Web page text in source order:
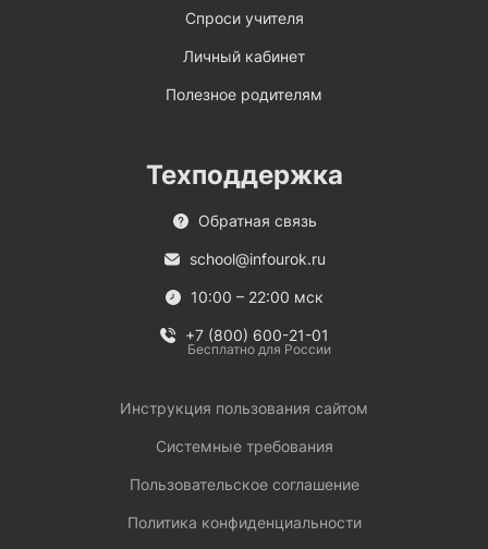
Спроси учителя
Личный кабинет
Полезное родителям
Техподдержка
Обратная связь
school@infourok.ru
10:00 – 22:00 мск
+7 (800) 600-21-01
Бесплатно для России
Инструкция пользования сайтом
Системные требования
Пользовательское соглашение
Политика конфиденциальности